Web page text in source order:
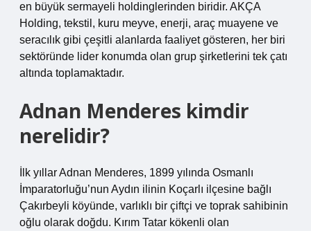
en büyük sermayeli holdinglerinden biridir. AKÇA
Holding, tekstil, kuru meyve, enerji, araç muayene ve
seracılık gibi çeşitli alanlarda faaliyet gösteren, her biri
sektöründe lider konumda olan grup şirketlerini tek çatı
altında toplamaktadır.
Adnan Menderes kimdir
nerelidir?
İlk yıllar Adnan Menderes, 1899 yılında Osmanlı
İmparatorluğu’nun Aydın ilinin Koçarlı ilçesine bağlı
Çakırbeyli köyünde, varlıklı bir çiftçi ve toprak sahibinin
oğlu olarak doğdu. Kırım Tatar kökenli olan